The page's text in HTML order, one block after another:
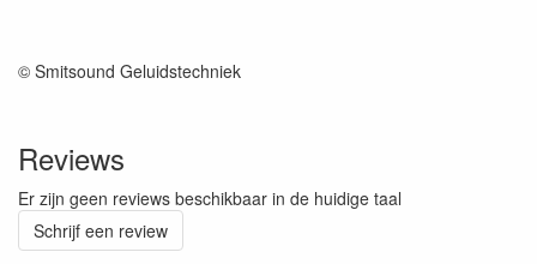
© Smitsound Geluidstechniek
Reviews
Er zijn geen reviews beschikbaar in de huidige taal
Schrijf een review